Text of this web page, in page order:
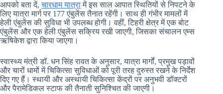
आपको बता दें,चारधाम यात्रामें इस साल आपात स्थितियों से निपटने के
लिए यात्रा मार्ग पर 177 एंबुलेंस तैनात रहेंगी। साथ ही गंभीर मामलों में
हेली एंबुलेंस की सुविधा भी उपलब्ध होगी। वहीं, टिहरी क्षेत्र में एक बोट
एंबुलेंस और एक हेली एंबुलेंस सक्रिय रखी जाएगी, जिसका संचालन एम्स
ऋषिकेश द्वारा किया जाएगा।
स्वास्थ्य मंत्री डॉ. धन सिंह रावत के अनुसार, यात्रा मार्गों, प्रमुख पड़ावों
और चारों धामों में चिकित्सा सुविधाओं को पूरी तरह दुरुस्त रखने के निर्देश
दिए गए हैं। स्थायी और अस्थायी चिकित्सा केंद्रों पर अनुभवी डॉक्टरों
और पैरामेडिकल स्टाफ की तैनाती सुनिश्चित की जाएगी।